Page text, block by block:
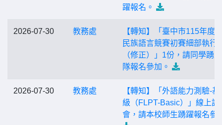
躍報名。
2026-07-30 教務處
【轉知】「臺中市115年度
民族語言競賽初賽細部執行
（修正）」1份，請同學踴
隊報名參加。
2026-07-30 教務處
【轉知】「外語能力測驗-基
級（FLPT-Basic）」線上說
會，請本校師生踴躍報名參